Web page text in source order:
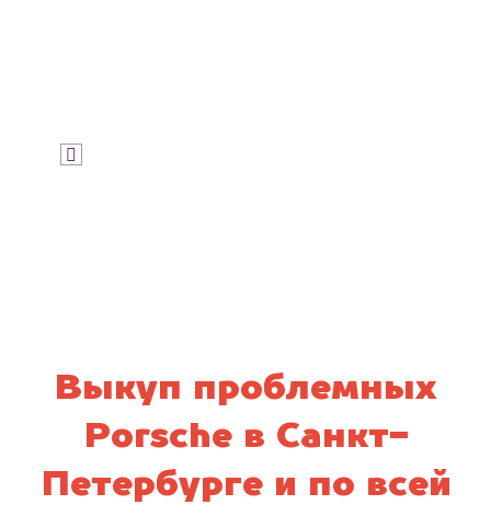
Выкуп проблемных
Porsche в Санкт-
Петербурге и по всей